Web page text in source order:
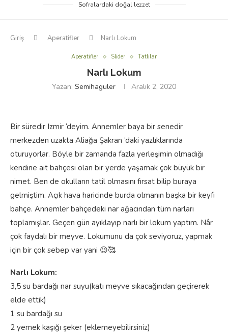
Sofralardaki doğal lezzet
Giriş Aperatifler Narlı Lokum
Aperatifler Slider Tatlılar
Narlı Lokum
Yazan: Semihaguler Aralık 2, 2020
Bir süredir Izmir ‘deyim. Annemler baya bir senedir
merkezden uzakta Aliağa Şakran ‘daki yazlıklarında
oturuyorlar. Böyle bir zamanda fazla yerleşimin olmadığı
kendine ait bahçesi olan bir yerde yaşamak çok büyük bir
nimet. Ben de okulların tatil olmasını fırsat bilip buraya
gelmiştim. Açık hava haricinde burda olmanın başka bir keyfi
bahçe. Annemler bahçedeki nar ağacından tüm narları
toplamışlar. Geçen gün ayıklayıp narlı bir lokum yaptım. Nâr
çok faydalı bir meyve. Lokumunu da çok seviyoruz, yapmak
için bir çok sebep var yani 😉🥰
Narlı Lokum:
3,5 su bardağı nar suyu(katı meyve sıkacağından geçirerek
elde ettik)
1 su bardağı su
2 yemek kaşığı şeker (eklemeyebilirsiniz)